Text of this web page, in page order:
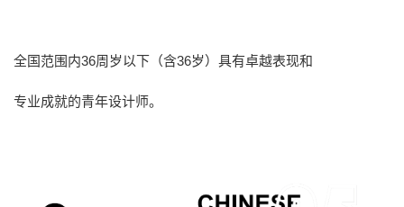
全国范围内36周岁以下（含36岁） 具有卓越表现和
专业成就的青年设计师。